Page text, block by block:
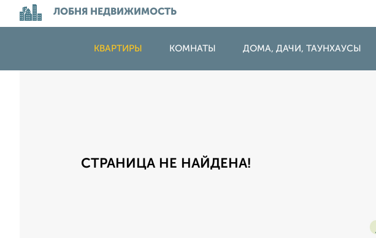
ЛОБНЯ НЕДВИЖИМОСТЬ
КВАРТИРЫ КОМНАТЫ ДОМА, ДАЧИ, ТАУНХАУСЫ
СТРАНИЦА НЕ НАЙДЕНА!